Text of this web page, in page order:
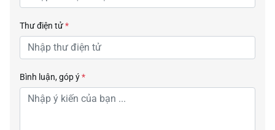
Thư điện tử*
Bình luận, góp ý*